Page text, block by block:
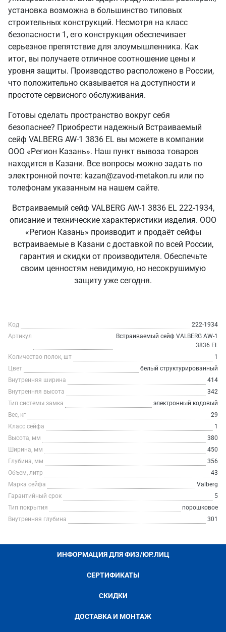
установка возможна в большинство типовых
строительных конструкций. Несмотря на класс
безопасности 1, его конструкция обеспечивает
серьезное препятствие для злоумышленника. Как
итог, вы получаете отличное соотношение цены и
уровня защиты. Производство расположено в России,
что положительно сказывается на доступности и
простоте сервисного обслуживания.
Готовы сделать пространство вокруг себя
безопаснее? Приобрести надежный Встраиваемый
сейф VALBERG AW-1 3836 EL вы можете в компании
ООО «Регион Казань». Наш пункт вывоза товаров
находится в Казани. Все вопросы можно задать по
электронной почте: kazan@zavod-metakon.ru или по
толефонам указанным на нашем сайте.
Встраиваемый сейф VALBERG AW-1 3836 EL 222-1934,
описание и технические характеристики изделия. ООО
«Регион Казань» производит и продаёт сейфы
встраиваемые в Казани с доставкой по всей России,
гарантия и скидки от производителя. Обеспечьте
своим ценностям невидимую, но несокрушимую
защиту уже сегодня.
Код
222-1934
Артикул
Встраиваемый сейф VALBERG AW-1
3836 EL
Количество полок, шт
1
Цвет
белый структурированный
Внутренняя ширина
414
Внутренняя высота
342
Тип системы замка
электронный кодовый
Вес, кг
29
Класс сейфа
1
Высота, мм
380
Ширина, мм
450
Глубина, мм
356
Объем, литр
43
Марка сейфа
Valberg
Гарантийный срок
5
Тип покрытия
порошковое
Внутренняя глубина
301
ИНФОРМАЦИЯ ДЛЯ ФИЗ/ЮР.ЛИЦ
СЕРТИФИКАТЫ
СКИДКИ
ДОСТАВКА И МОНТАЖ